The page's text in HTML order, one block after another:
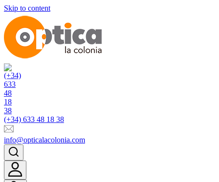
Skip to content
(+34) 633 48 18 38
info@opticalacolonia.com